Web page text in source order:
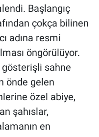
Başlangıç
çokça bilinen
adına resmi
öngörülüyor.
gösterişli sahne
önde gelen
özel abiye,
şahıslar,
en